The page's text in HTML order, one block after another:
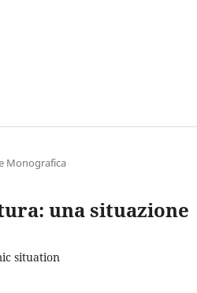
Monografica
una situazione
situation